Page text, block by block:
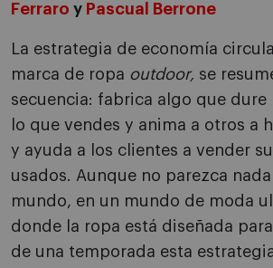
Ferraro y Pascual Berrone
La estrategia de economía
marca de ropa outdoor, se
secuencia: fabrica algo que dure
lo que vendes y anima a otros a
y ayuda a los clientes a vender
usados. Aunque no parezca
mundo, en un mundo de moda
donde la ropa está diseñada
de una temporada esta